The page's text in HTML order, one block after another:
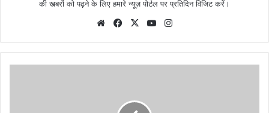
की खबरों को पढ़ने के लिए हमारे न्यूज़ पोर्टल पर प्रतिदिन विजिट करें।
WebsiteFacebook
X YouTube